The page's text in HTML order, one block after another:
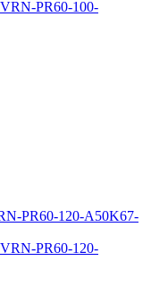
PR60-120-A50K67-